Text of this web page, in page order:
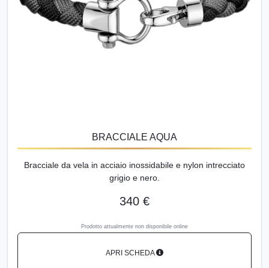
BRACCIALE AQUA
Bracciale da vela in acciaio inossidabile e nylon intrecciato
grigio e nero.
340 €
Prodotto attualmente non disponibile online
APRI SCHEDA